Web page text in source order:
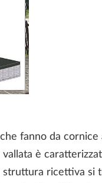
fanno da cornice
è
struttura ricettiva si